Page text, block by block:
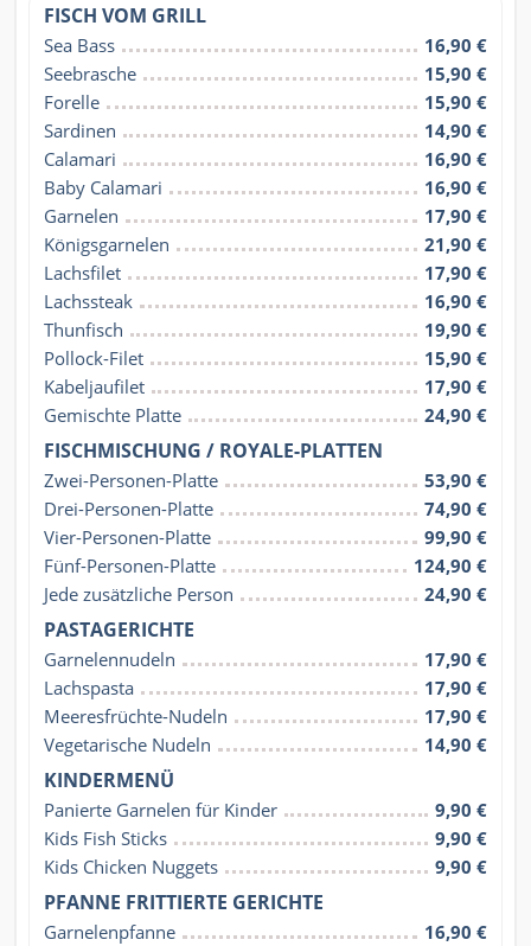
FISCH VOM GRILL
Sea Bass
16,90 €
Seebrasche
15,90 €
Forelle
15,90 €
Sardinen
14,90 €
Calamari
16,90 €
Baby Calamari
16,90 €
Garnelen
17,90 €
Königsgarnelen
21,90 €
Lachsfilet
17,90 €
Lachssteak
16,90 €
Thunfisch
19,90 €
Pollock-Filet
15,90 €
Kabeljaufilet
17,90 €
Gemischte Platte
24,90 €
FISCHMISCHUNG / ROYALE-PLATTEN
Zwei-Personen-Platte
53,90 €
Drei-Personen-Platte
74,90 €
Vier-Personen-Platte
99,90 €
Fünf-Personen-Platte
124,90 €
Jede zusätzliche Person
24,90 €
PASTAGERICHTE
Garnelennudeln
17,90 €
Lachspasta
17,90 €
Meeresfrüchte-Nudeln
17,90 €
Vegetarische Nudeln
14,90 €
KINDERMENÜ
Panierte Garnelen für Kinder
9,90 €
Kids Fish Sticks
9,90 €
Kids Chicken Nuggets
9,90 €
PFANNE FRITTIERTE GERICHTE
Garnelenpfanne
16,90 €